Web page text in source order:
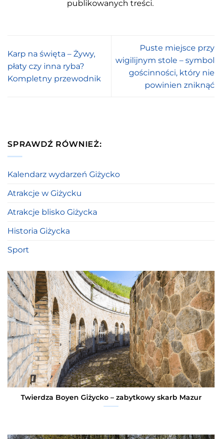
publikowanych treści.
Karp na święta – Żywy,
płaty czy inna ryba?
Kompletny przewodnik
Puste miejsce przy
wigilijnym stole – symbol
gościnności, który nie
powinien zniknąć
SPRAWDŹ RÓWNIEŻ:
Kalendarz wydarzeń Giżycko
Atrakcje w Giżycku
Atrakcje blisko Giżycka
Historia Giżycka
Sport
Twierdza Boyen Giżycko – zabytkowy skarb Mazur